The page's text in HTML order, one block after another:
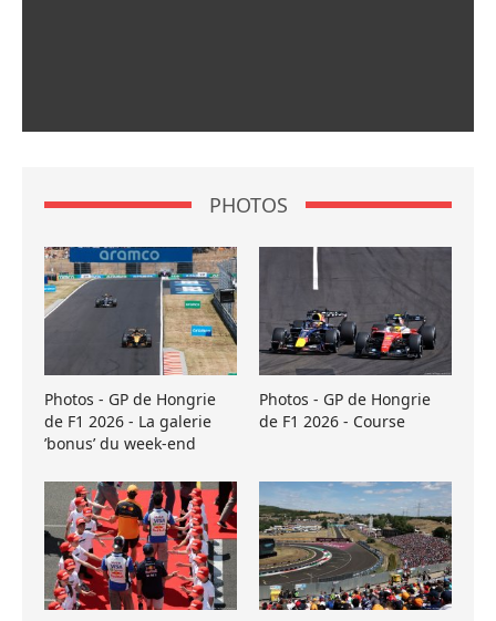
PHOTOS
Photos - GP de Hongrie
de F1 2026 - La galerie
’bonus’ du week-end
Photos - GP de Hongrie
de F1 2026 - Course